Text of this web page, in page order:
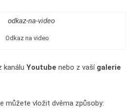
Odkaz na video
kanálu Youtube nebo z vaší galerie
můžete vložit dvěma způsoby: